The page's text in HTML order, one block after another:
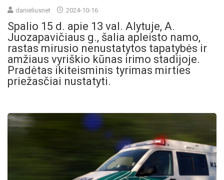
danieliusnet 2024-10-16
Spalio 15 d. apie 13 val. Alytuje, A.
Juozapavičiaus g., šalia apleisto namo,
rastas mirusio nenustatytos tapatybės ir
amžiaus vyriškio kūnas irimo stadijoje.
Pradėtas ikiteisminis tyrimas mirties
priežasčiai nustatyti.